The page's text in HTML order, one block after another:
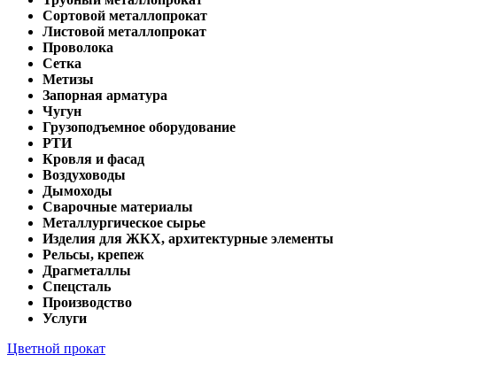
Сортовой металлопрокат
Листовой металлопрокат
Проволока
Сетка
Метизы
Запорная арматура
Чугун
Грузоподъемное оборудование
РТИ
Кровля и фасад
Воздуховоды
Дымоходы
Сварочные материалы
Металлургическое сырье
Изделия для ЖКХ, архитектурные элементы
Рельсы, крепеж
Драгметаллы
Спецсталь
Производство
Услуги
Цветной прокат